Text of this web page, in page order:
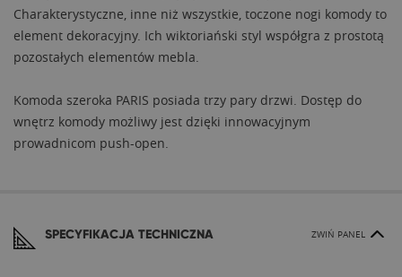
Charakterystyczne, inne niż wszystkie, toczone nogi komody to
element dekoracyjny. Ich wiktoriański styl współgra z prostotą
pozostałych elementów mebla.
Komoda szeroka PARIS posiada trzy pary drzwi. Dostęp do
wnętrz komody możliwy jest dzięki innowacyjnym
prowadnicom push-open.
SPECYFIKACJA TECHNICZNA ZWIŃ PANEL